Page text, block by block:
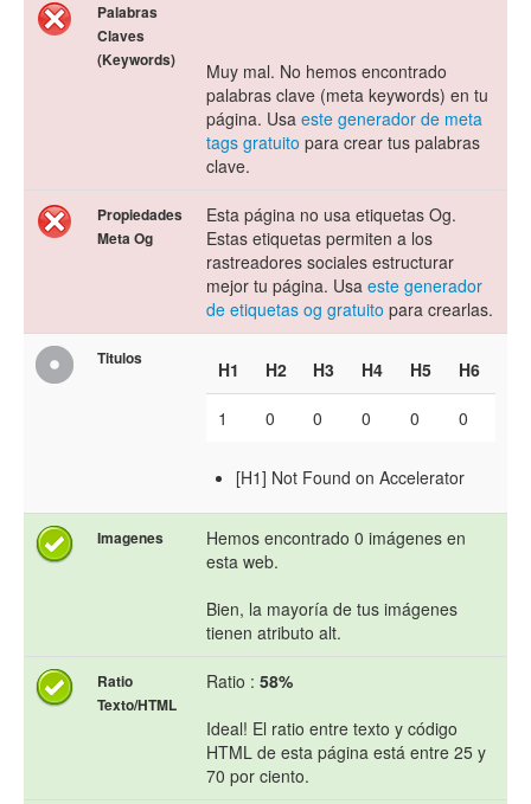
Palabras
Claves
(Keywords)
Muy mal. No hemos encontrado
palabras clave (meta keywords) en tu
página. Usa este generador de meta
tags gratuito para crear tus palabras
clave.
Propiedades
Meta Og
Esta página no usa etiquetas Og.
Estas etiquetas permiten a los
rastreadores sociales estructurar
mejor tu página. Usa este generador
de etiquetas og gratuito para crearlas.
Titulos H1 H2 H3 H4 H5 H6
1 0 0 0 0 0
[H1] Not Found on Accelerator
Imagenes
Hemos encontrado 0 imágenes en
esta web.
Bien, la mayoría de tus imágenes
tienen atributo alt.
Ratio
Texto/HTML
Ratio : 58%
Ideal! El ratio entre texto y código
HTML de esta página está entre 25 y
70 por ciento.